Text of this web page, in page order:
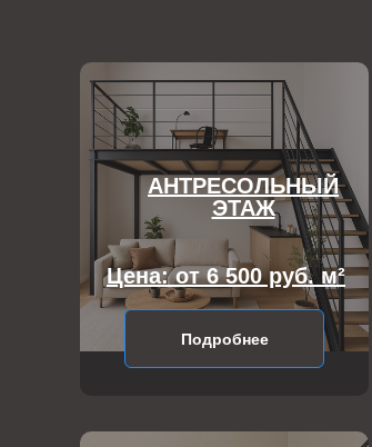
АНТРЕСОЛЬНЫЙ
ЭТАЖ
Цена: от 6 500 руб. м²
Подробнее